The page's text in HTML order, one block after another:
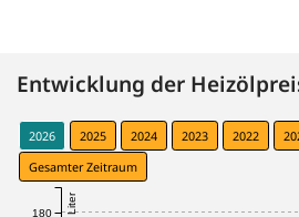
Entwicklung der
2026 2025 2024 2023 2022
Gesamter Zeitraum
180